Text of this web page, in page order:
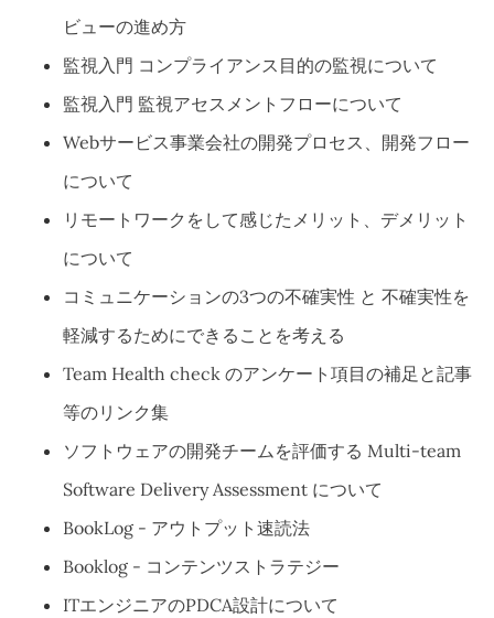
ビューの進め方
監視入門 コンプライアンス目的の監視について
監視入門 監視アセスメントフローについて
Webサービス事業会社の開発プロセス、開発フロー
について
リモートワークをして感じたメリット、デメリット
について
コミュニケーションの3つの不確実性 と 不確実性を
軽減するためにできることを考える
Team Health check のアンケート項目の補足と記事
等のリンク集
ソフトウェアの開発チームを評価する Multi-team
Software Delivery Assessment について
BookLog - アウトプット速読法
Booklog - コンテンツストラテジー
ITエンジニアのPDCA設計について